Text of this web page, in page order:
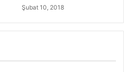
Şubat 10, 2018